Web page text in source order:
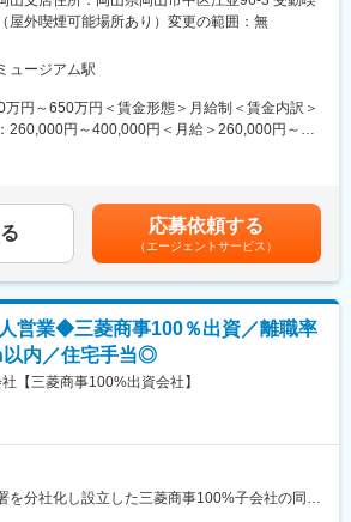
理由
業同行＋倉庫業務で基礎から習得
～3年かけてじっくり育成
展示会で専門知識も習得可能
顧客を持ち、提案力を強化
や所長などへのキャリアアップも可能
環境のため、将来的な市場価値向上にもつなが
力
産業機器商社として、 お客様の生産性向上に貢
どの最新技術も扱い、 自動車・スマートフォ
、 幅広い業界のモノづくりを支えています。
建築など幅広い分野で使われる建材の販売はも
まで一貫体制でお客様のニーズにお応えしてい
の土木施工管理業務をお任せします。
担当します。
ALCなどの外壁工事から、ガードレール、フェ
施設工事まで、各種の専門工事を請負っていま
なく、施工まで一貫した体制
社への発注時、設計段階から相談
のプロジェクトに携わり、ランドマークとし
築物に携わる案件が多数
場へトータルに携わることが可能
しており、研修制度のほかに資格取得バックア
えて、社員の成長を支援
屋外喫煙可能場所あり）変更の範囲：無
ュージアム駅
万円～650万円＜賃金形態＞月給制＜賃金内訳＞
260,000円～400,000円＜月給＞260,000円～
を含めた表記です。
応募依頼する
（エージェントサービス）
人営業◆三菱商事100％出資／離職率
以内／住宅手当◎
【三菱商事100%出資会社】
を分社化し設立した三菱商事100%子会社の同社